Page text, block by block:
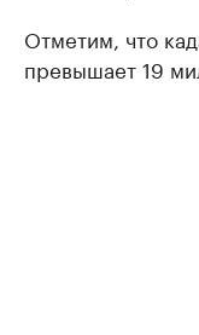
Отметим, что
превышает 19